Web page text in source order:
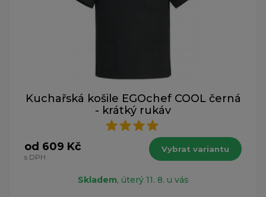
Kuchařská košile EGOchef COOL černá
- krátký rukáv
od 609 Kč
s DPH
Vybrat variantu
Skladem, úterý 11. 8. u vás